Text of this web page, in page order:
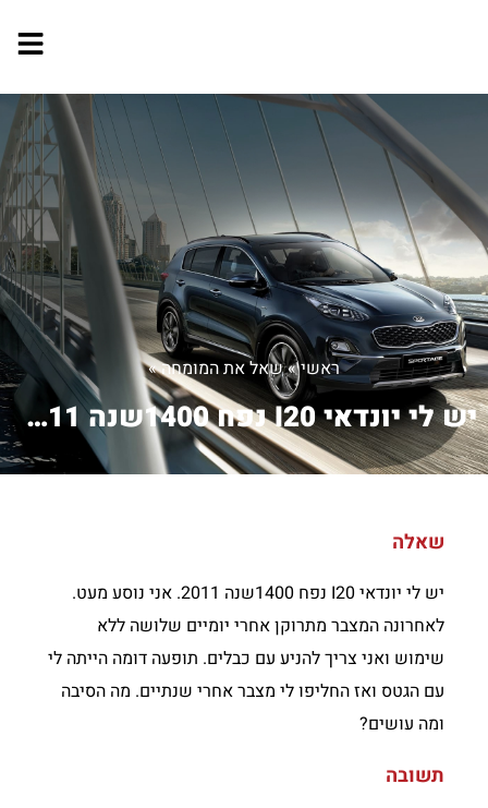
ראשי»שאל את המומחה»
יש לי יונדאי I20 נפח 1400שנה 2011. א...
שאלה
יש לי יונדאי I20 נפח 1400שנה 2011. אני נוסע מעט.
לאחרונה המצבר מתרוקן אחרי יומיים שלושה ללא
שימוש ואני צריך להניע עם כבלים. תופעה דומה הייתה לי
עם הגטס ואז החליפו לי מצבר אחרי שנתיים. מה הסיבה
ומה עושים?
תשובה